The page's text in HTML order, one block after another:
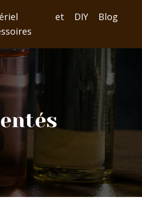
et
DIY Blog